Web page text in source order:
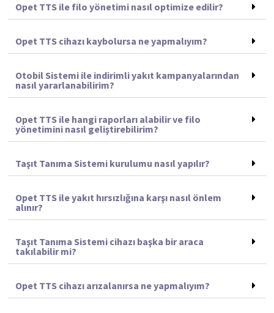
Opet TTS ile filo yönetimi nasıl optimize edilir?
Opet TTS cihazı kaybolursa ne yapmalıyım?
Otobil Sistemi ile indirimli yakıt kampanyalarından
nasıl yararlanabilirim?
Opet TTS ile hangi raporları alabilir ve filo
yönetimini nasıl geliştirebilirim?
Taşıt Tanıma Sistemi kurulumu nasıl yapılır?
Opet TTS ile yakıt hırsızlığına karşı nasıl önlem
alınır?
Taşıt Tanıma Sistemi cihazı başka bir araca
takılabilir mi?
Opet TTS cihazı arızalanırsa ne yapmalıyım?